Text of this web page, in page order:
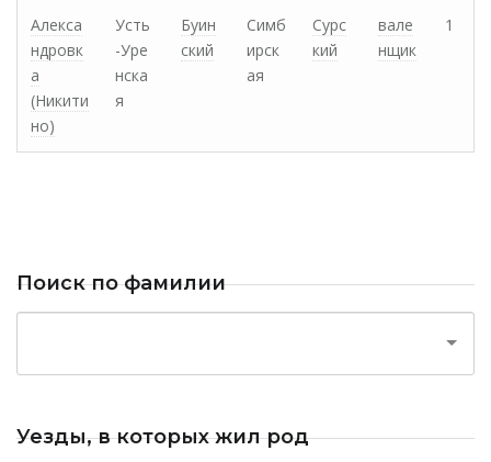
Алекса
ндровк
а
(Никити
но)
Усть
-Уре
нска
я
Буин
ский
Симб
ирск
ая
Сурс
кий
вале
нщик
1
Поиск по фамилии
Уезды, в которых жил род